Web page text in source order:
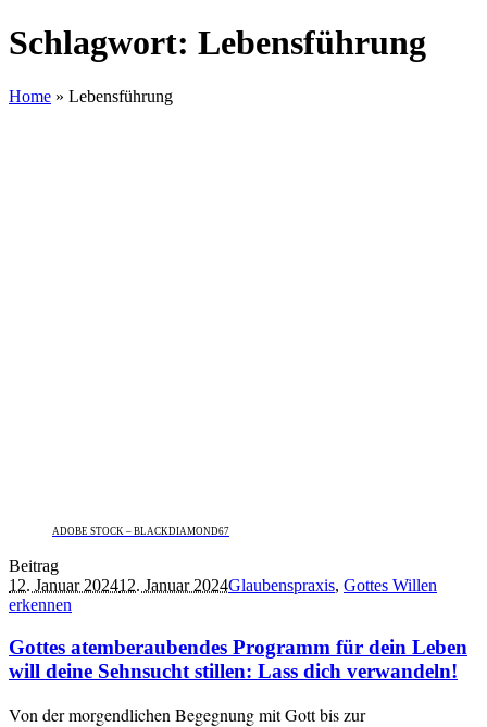
Schlagwort: Lebensführung
Home » Lebensführung
ADOBE STOCK – BLACKDIAMOND67
Beitrag
12. Januar 202412. Januar 2024Glaubenspraxis, Gottes Willen
erkennen
Gottes atemberaubendes Programm für dein Leben
will deine Sehnsucht stillen: Lass dich verwandeln!
Von der morgendlichen Begegnung mit Gott bis zur